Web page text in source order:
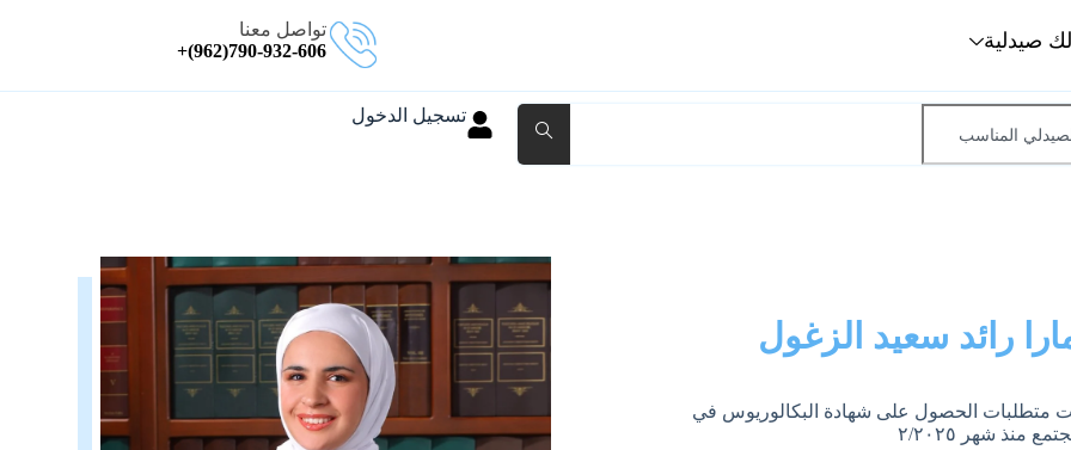
صيدلية
تواصل معنا
790-932-606(962)+
تسجيل الدخول
رائد سعيد الزغول
سعيد الزغول أبلغ من العمر ٢٤ عام أنهيت متطلبات الحصول على شهادة البكالوريوس في